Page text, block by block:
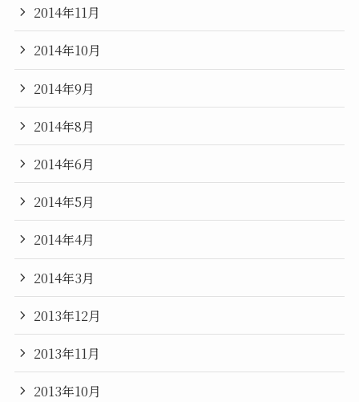
2014年11月
2014年10月
2014年9月
2014年8月
2014年6月
2014年5月
2014年4月
2014年3月
2013年12月
2013年11月
2013年10月